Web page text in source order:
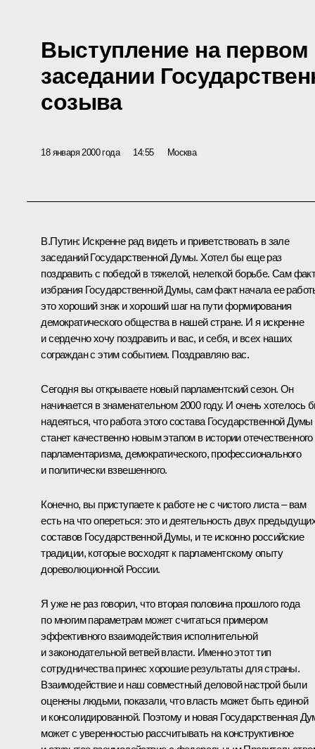
Выступление на
заседании
созыва
18 января 2000 года 14:55 Москва
В.Путин: Искренне рад видеть и приветствовать в зале
заседаний Государственной Думы. Хотел бы еще раз
поздравить с победой в тяжелой, нелегкой борьбе. Сам
избрания Государственной Думы, сам факт начала ее
это хороший знак и хороший шаг на пути формирования
демократического общества в нашей стране. И я искренне
и сердечно хочу поздравить и вас, и себя, и всех наших
сограждан с этим событием. Поздравляю вас.
Сегодня вы открываете новый парламентский сезон. Он
начинается в знаменательном 2000 году. И очень хотелось
надеяться, что работа этого состава Государственной Думы
станет качественно новым этапом в истории отечественного
парламентаризма, демократического, профессионального
и политически взвешенного.
Конечно, вы приступаете к работе не с чистого листа – вам
есть на что опереться: это и деятельность двух
составов Государственной Думы, и те исконно российские
традиции, которые восходят к парламентскому опыту
дореволюционной России.
Я уже не раз говорил, что вторая половина прошлого года
по многим параметрам может считаться примером
эффективного взаимодействия исполнительной
и законодательной ветвей власти. Именно этот тип
сотрудничества принес хорошие результаты для страны.
Взаимодействие и наш совместный деловой настрой были
оценены людьми, показали, что власть может быть единой
и консолидированной. Поэтому и новая Государственная
может с уверенностью рассчитывать на конструктивное